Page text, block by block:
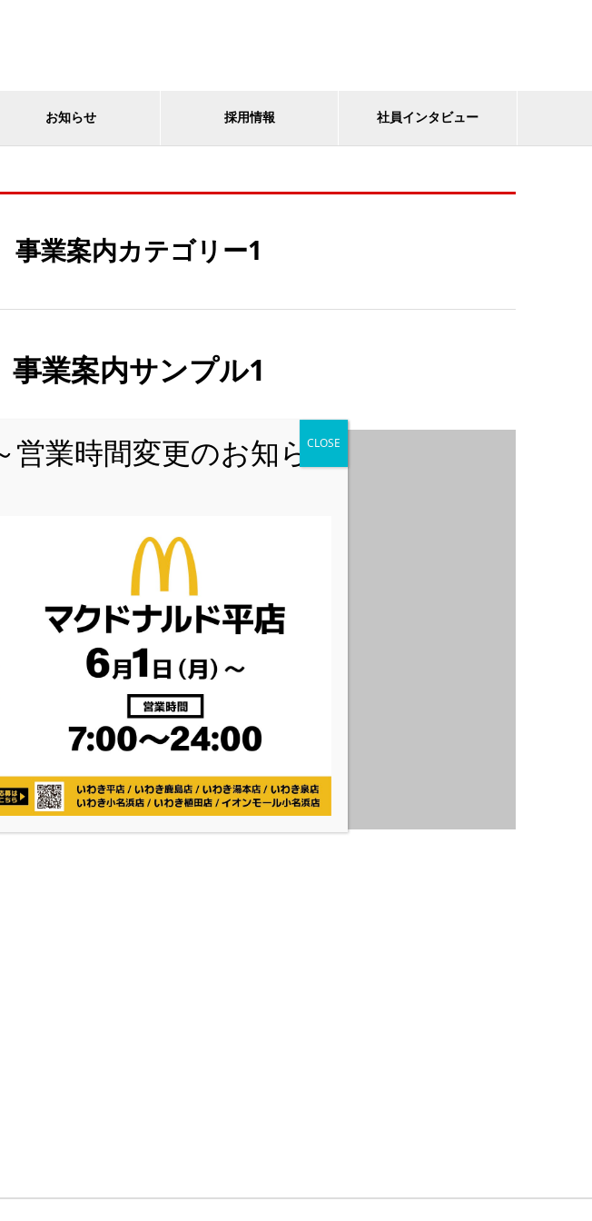
お知らせ 採用情報 社員インタビュー
事業案内カテゴリー1
事業案内サンプル1